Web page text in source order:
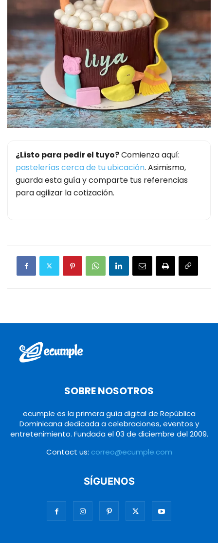
¿Listo para pedir el tuyo?Comienza aquí:
pastelerías cerca de tu ubicación. Asimismo,
guarda esta guía y comparte tus referencias
para agilizar la cotización.
SOBRE NOSOTROS
ecumple es la primera guía digital de República
Dominicana dedicada a celebraciones, eventos y
entretenimiento. Fundada el 03 de diciembre del 2009.
Contact us: correo@ecumple.com
SÍGUENOS